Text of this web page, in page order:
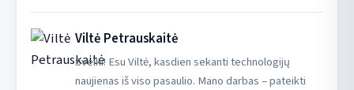
Viltė Petrauskaitė
Sveiki! Esu Viltė, kasdien sekanti technologijų
naujienas iš viso pasaulio. Mano darbas – pateikti